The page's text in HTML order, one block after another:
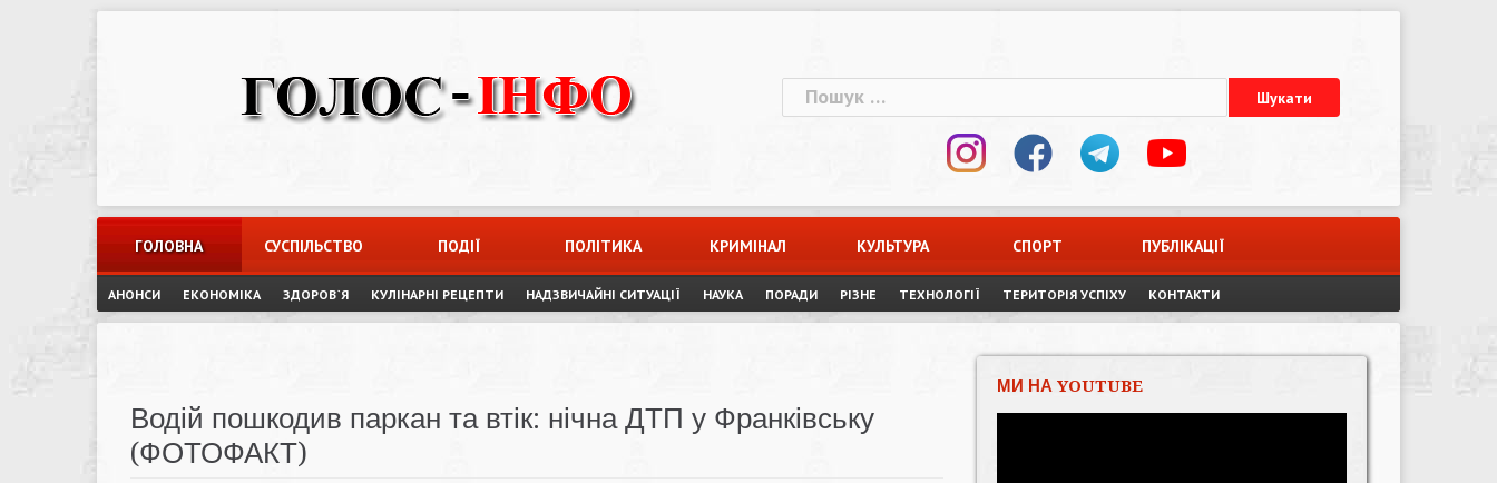
Пошук:
ГОЛОВНА СУСПІЛЬСТВО ПОДІЇ ПОЛІТИКА КРИМІНАЛ КУЛЬТУРА СПОРТ ПУБЛІКАЦІЇ
АНОНСИ ЕКОНОМІКА ЗДОРОВ`Я КУЛІНАРНІ РЕЦЕПТИ НАДЗВИЧАЙНІ СИТУАЦІЇ НАУКА ПОРАДИ РІЗНЕ ТЕХНОЛОГІЇ ТЕРИТОРІЯ УСПІХУ КОНТАКТИ
Водій пошкодив паркан та втік: нічна ДТП у Франківську
(ФОТОФАКТ)
МИ НА YOUTUBE